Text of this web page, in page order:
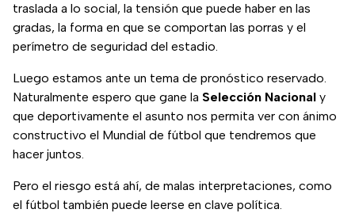
traslada a lo social, la tensión que puede haber en las
gradas, la forma en que se comportan las porras y el
perímetro de seguridad del estadio.
Luego estamos ante un tema de pronóstico reservado.
Naturalmente espero que gane la Selección Nacional y
que deportivamente el asunto nos permita ver con ánimo
constructivo el Mundial de fútbol que tendremos que
hacer juntos.
Pero el riesgo está ahí, de malas interpretaciones, como
el fútbol también puede leerse en clave política.